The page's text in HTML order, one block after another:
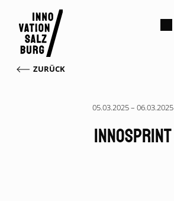
ZURÜCK
05.03.2025 – 06.03.2025
InnoSprint